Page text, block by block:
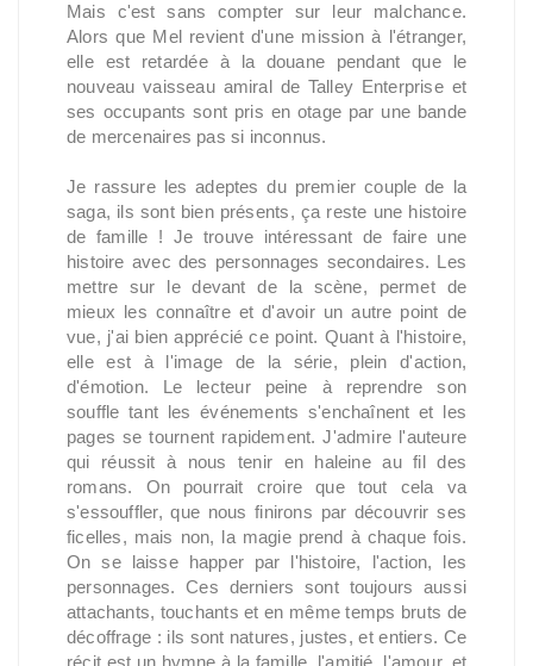
Mais c'est sans compter sur leur malchance.
Alors que Mel revient d'une mission à l'étranger,
elle est retardée à la douane pendant que le
nouveau vaisseau amiral de Talley Enterprise et
ses occupants sont pris en otage par une bande
de mercenaires pas si inconnus.
Je rassure les adeptes du premier couple de la
saga, ils sont bien présents, ça reste une histoire
de famille ! Je trouve intéressant de faire une
histoire avec des personnages secondaires. Les
mettre sur le devant de la scène, permet de
mieux les connaître et d'avoir un autre point de
vue, j'ai bien apprécié ce point. Quant à l'histoire,
elle est à l'image de la série, plein d'action,
d'émotion. Le lecteur peine à reprendre son
souffle tant les événements s'enchaînent et les
pages se tournent rapidement. J'admire l'auteure
qui réussit à nous tenir en haleine au fil des
romans. On pourrait croire que tout cela va
s'essouffler, que nous finirons par découvrir ses
ficelles, mais non, la magie prend à chaque fois.
On se laisse happer par l'histoire, l'action, les
personnages. Ces derniers sont toujours aussi
attachants, touchants et en même temps bruts de
décoffrage : ils sont natures, justes, et entiers. Ce
récit est un hymne à la famille, l'amitié, l'amour, et